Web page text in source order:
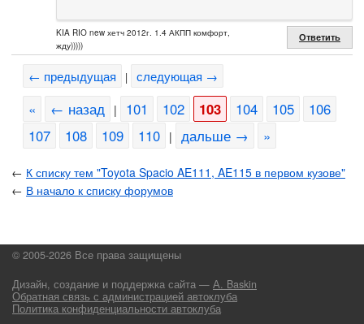
KIA RIO new хетч 2012г. 1.4 АКПП комфорт,
жду)))))
Ответить
← предыдущая | следующая →
« ← назад | 101 102 103 104 105
106
107
108 109 110 | дальше → »
← К списку тем "Toyota Spacio AE111, AE115 в первом кузове"
← В начало к списку форумов
© 2005-2026 Все права защищены
Дизайн, создание и поддержка сайта — А. Baskin
Обратная связь с администрацией автоклуба
Политика конфиденциальности автоклуба